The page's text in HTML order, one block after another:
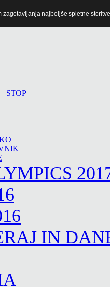
STOP
IN
zagotavljanja najboljše spletne